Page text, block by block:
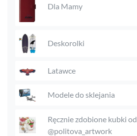
Dla Mamy
Deskorolki
Latawce
Modele do sklejania
Ręcznie zdobione kubki od
@politova_artwork